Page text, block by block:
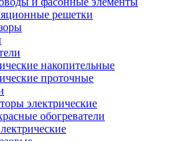
решетки
накопительные
проточные
электрические
обогреватели